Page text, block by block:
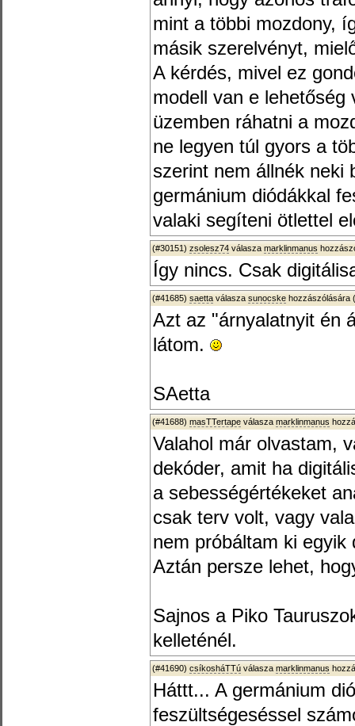
mint a többi mozdony,
másik szerelvényt,
A kérdés, mivel ez
modell van e lehetőség
üzemben ráhatni a
ne legyen túl gyors a
szerint nem állnék neki
germánium diódákkal
valaki segíteni ötlettel
(#30151) zsolesz74 válasza marklinmanus
Így nincs. Csak
(#41685) saetta válasza sunocske hozzászólására (
Azt az "árnyalatnyit én
látom.
SAetta
(#41688) masTTertape válasza marklinmanus
Valahol már olvastam,
dekóder, amit ha
a sebességértékeket
csak terv volt, vagy
nem próbáltam ki egyik
Aztán persze lehet,
Sajnos a Piko
kelleténél.
(#41690) csíkosháTTú válasza marklinmanus
Háttt... A germánium
feszültségeséssel